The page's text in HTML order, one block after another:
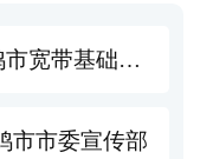
宝鸡市宽带基础设施建设推进办公室
市市委宣传部